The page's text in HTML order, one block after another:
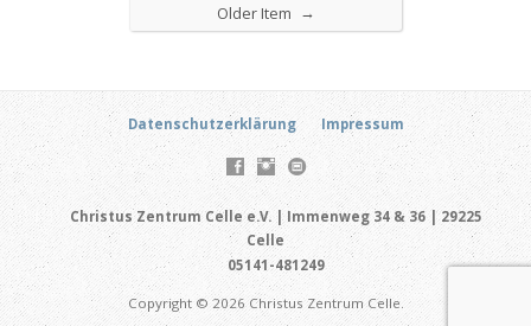
Older Item →
Datenschutzerklärung Impressum
Christus Zentrum Celle e.V. | Immenweg 34 & 36 | 29225
Celle
05141-481249
Copyright © 2026 Christus Zentrum Celle.